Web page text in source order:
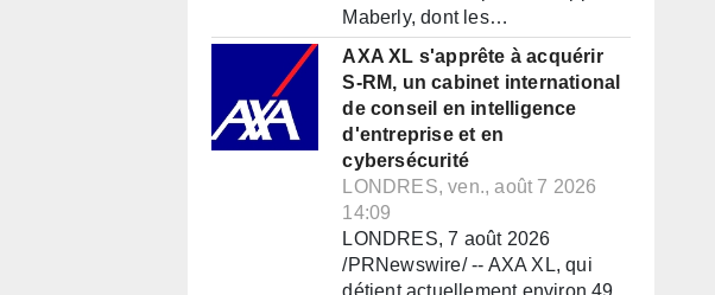
Maberly, dont les…
AXA XL s'apprête à acquérir
S-RM, un cabinet international
de conseil en intelligence
d'entreprise et en
cybersécurité
LONDRES, ven., août 7 2026
14:09
LONDRES, 7 août 2026
/PRNewswire/ -- AXA XL, qui
détient actuellement environ 49